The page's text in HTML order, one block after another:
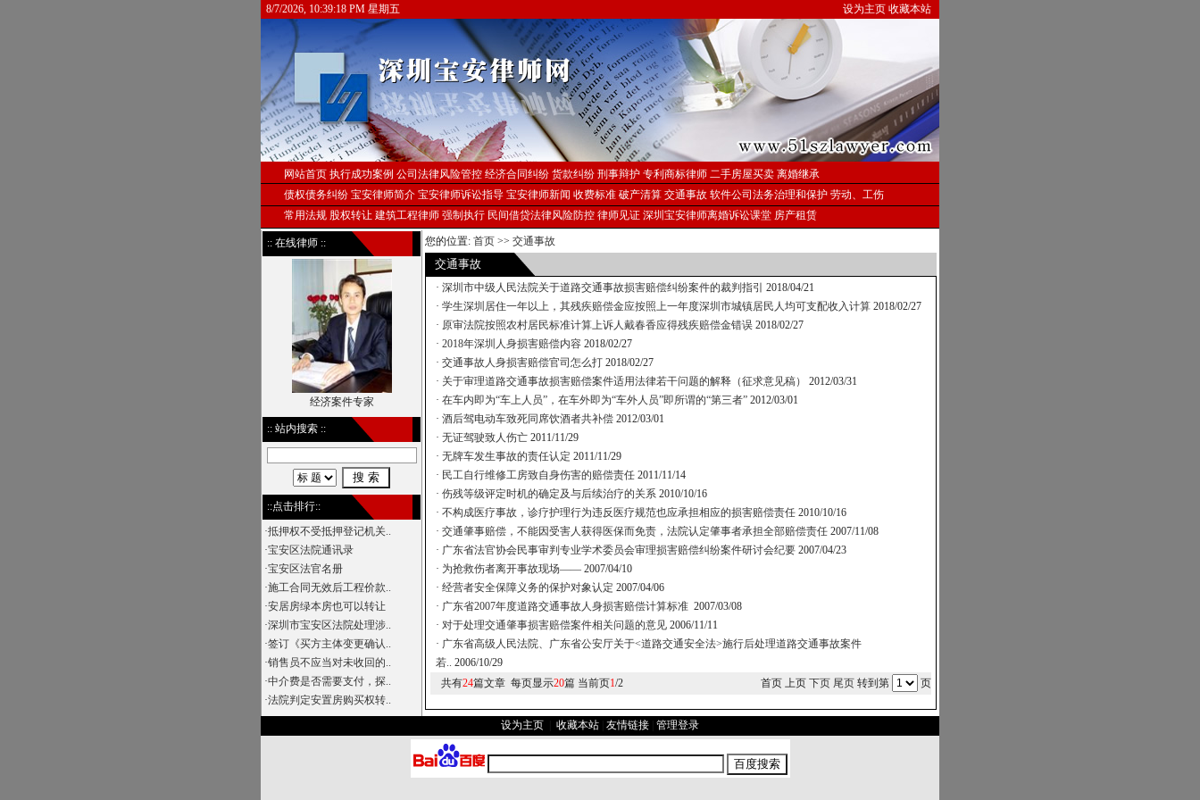
8/7/2026, 10:39:18 PM 星期五 设为主页 收藏本站
网站首页 执行成功案例 公司法律风险管控 经济合同纠纷 货款纠纷 刑事辩护 专利商标律师 二手房屋买卖 离婚继承
债权债务纠纷 宝安律师简介 宝安律师诉讼指导 宝安律师新闻 收费标准 破产清算 交通事故 软件公司法务治理和保护 劳动、工伤
常用法规 股权转让 建筑工程律师 强制执行 民间借贷法律风险防控 律师见证 深圳宝安律师离婚诉讼课堂 房产租赁
:: 在线律师 ::
经济案件专家
:: 站内搜索 ::
::点击排行::
·抵押权不受抵押登记机关..
·宝安区法院通讯录
·宝安区法官名册
·施工合同无效后工程价款..
·安居房绿本房也可以转让
·深圳市宝安区法院处理涉..
·签订《买方主体变更确认..
·销售员不应当对未收回的..
·中介费是否需要支付，探..
·法院判定安置房购买权转..
您的位置: 首页 >> 交通事故
交通事故
· 深圳市中级人民法院关于道路交通事故损害赔偿纠纷案件的裁判指引
2018/04/21
· 学生深圳居住一年以上，其残疾赔偿金应按照上一年度深圳市城镇居民人均可支配收入计算 2018/02/27
· 原审法院按照农村居民标准计算上诉人戴春香应得残疾赔偿金错误 2018/02/27
· 2018年深圳人身损害赔偿内容 2018/02/27
· 交通事故人身损害赔偿官司怎么打 2018/02/27
· 关于审理道路交通事故损害赔偿案件适用法律若干问题的解释（征求意见稿）
2012/03/31
· 在车内即为“车上人员”，在车外即为“车外人员”即所谓的“第三者” 2012/03/01
· 酒后驾电动车致死同席饮酒者共补偿 2012/03/01
· 无证驾驶致人伤亡 2011/11/29
· 无牌车发生事故的责任认定 2011/11/29
· 民工自行维修工房致自身伤害的赔偿责任 2011/11/14
· 伤残等级评定时机的确定及与后续治疗的关系 2010/10/16
· 不构成医疗事故，诊疗护理行为违反医疗规范也应承担相应的损害赔偿责任 2010/10/16
· 交通肇事赔偿，不能因受害人获得医保而免责，法院认定肇事者承担全部赔偿责任 2007/11/08
· 广东省法官协会民事审判专业学术委员会审理损害赔偿纠纷案件研讨会纪要 2007/04/23
· 为抢救伤者离开事故现场—— 2007/04/10
· 经营者安全保障义务的保护对象认定 2007/04/06
· 广东省2007年度道路交通事故人身损害赔偿计算标准 2007/03/08
· 对于处理交通肇事损害赔偿案件相关问题的意见 2006/11/11
· 广东省高级人民法院、广东省公安厅关于<道路交通安全法>施行后处理道路交通事故案件
若.. 2006/10/29
共有24篇文章 每页显示20篇 当前页1/2 首页 上页 下页 尾页 转到第 页
设为主页 收藏本站 友情链接 管理登录